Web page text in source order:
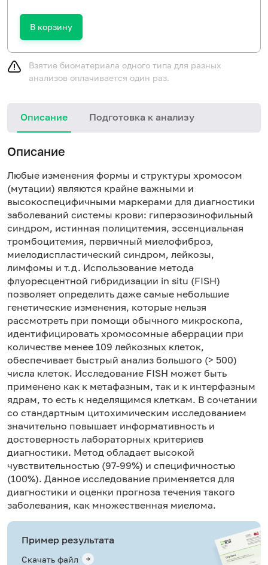
В корзину
Взятие биоматериала одного типа для разных
анализов оплачивается один раз.
Описание Подготовка к анализу
Описание
Любые изменения формы и структуры хромосом
(мутации) являются крайне важными и
высокоспецифичными маркерами для диагностики
заболеваний системы крови: гиперэозинофильный
синдром, истинная полицитемия, эссенциальная
тромбоцитемия, первичный миелофиброз,
миелодиспластический синдром, лейкозы,
лимфомы и т.д. Использование метода
флуоресцентной гибридизации in situ (FISH)
позволяет определить даже самые небольшие
генетические изменения, которые нельзя
рассмотреть при помощи обычного микроскопа,
идентифицировать хромосомные аберрации при
количестве менее 109 лейкозных клеток,
обеспечивает быстрый анализ большого (> 500)
числа клеток. Исследование FISH может быть
применено как к метафазным, так и к интерфазным
ядрам, то есть к неделящимся клеткам. В сочетании
со стандартным цитохимическим исследованием
значительно повышает информативность и
достоверность лабораторных критериев
диагностики. Метод обладает высокой
чувствительностью (97-99%) и специфичностью
(100%). Данное исследование применяется для
диагностики и оценки прогноза течения такого
заболевания, как множественная миелома.
Пример результата
Скачать файл